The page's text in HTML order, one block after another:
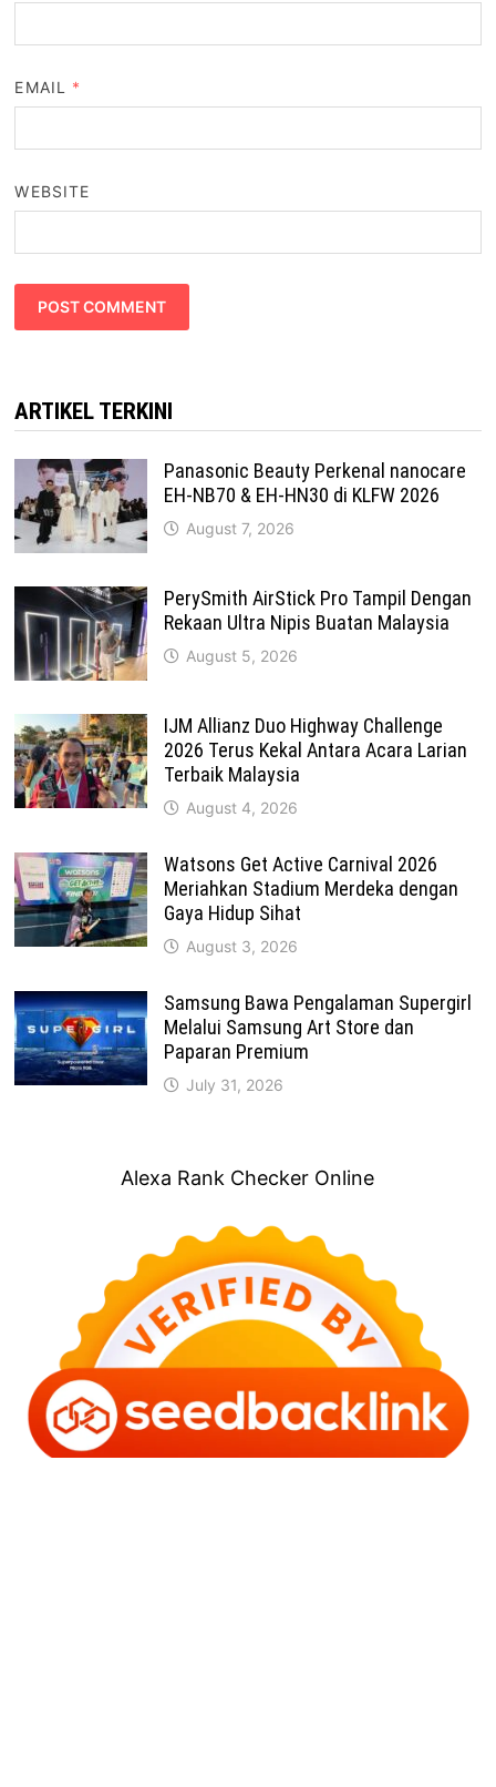
EMAIL *
WEBSITE
ARTIKEL TERKINI
Panasonic Beauty Perkenal nanocare
EH-NB70 & EH-HN30 di KLFW 2026
August 7, 2026
PerySmith AirStick Pro Tampil Dengan
Rekaan Ultra Nipis Buatan Malaysia
August 5, 2026
IJM Allianz Duo Highway Challenge
2026 Terus Kekal Antara Acara Larian
Terbaik Malaysia
August 4, 2026
Watsons Get Active Carnival 2026
Meriahkan Stadium Merdeka dengan
Gaya Hidup Sihat
August 3, 2026
Samsung Bawa Pengalaman Supergirl
Melalui Samsung Art Store dan
Paparan Premium
July 31, 2026
Alexa Rank Checker Online